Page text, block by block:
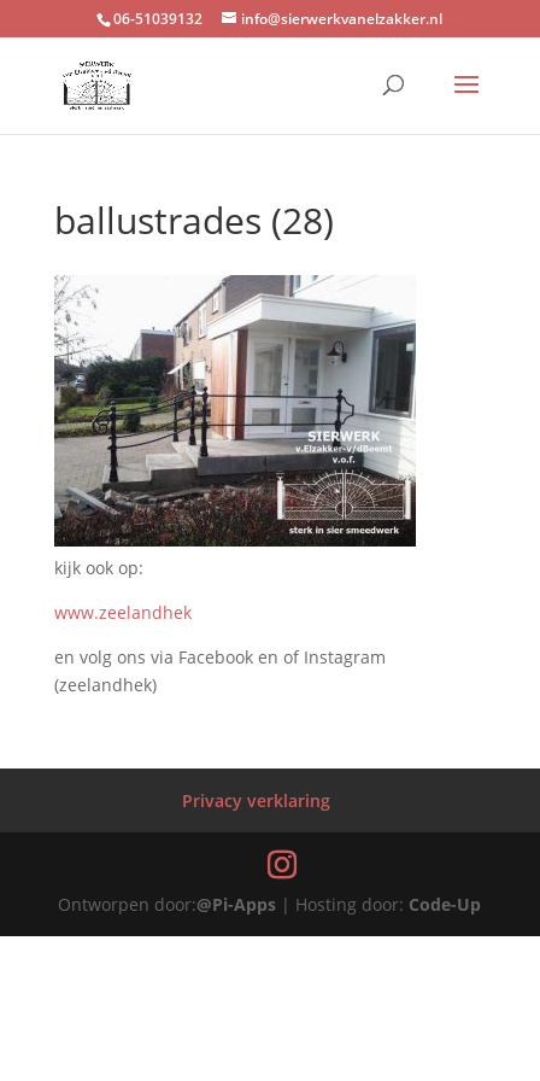
06-51039132 info@sierwerkvanelzakker.nl
ballustrades (28)
kijk ook op:
www.zeelandhek
en volg ons via Facebook en of Instagram
(zeelandhek)
Privacy verklaring
Ontworpen door:@Pi-Apps | Hosting door: Code-Up